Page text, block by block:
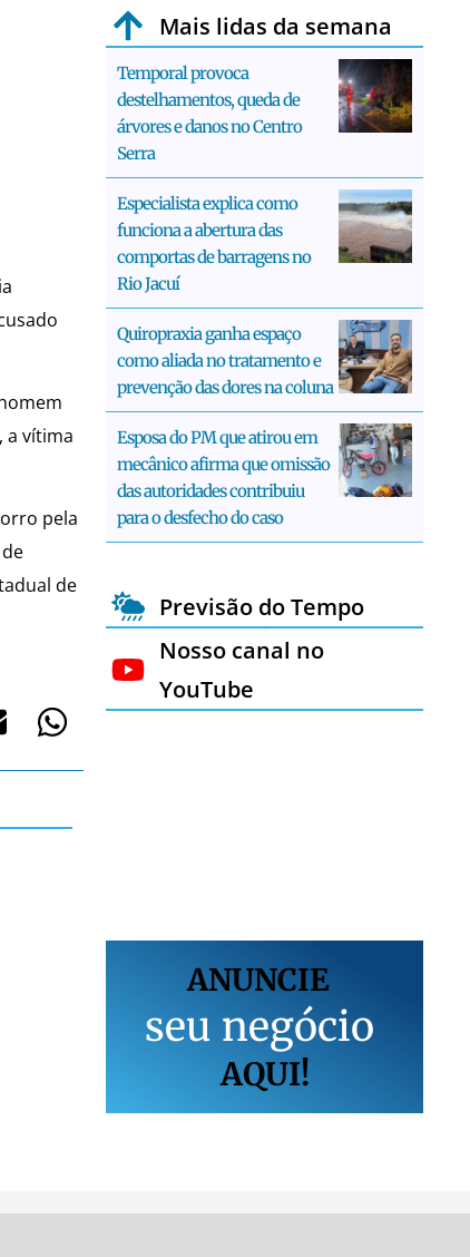
a vítima
pela
de
Mais lidas da semana
Temporal provoca
destelhamentos, queda de
árvores e danos no Centro
Serra
Especialista explica como
funciona a abertura das
comportas de barragens no
Rio Jacuí
Quiropraxia ganha espaço
como aliada no tratamento e
prevenção das dores na coluna
Esposa do PM que atirou em
mecânico afirma que omissão
das autoridades contribuiu
para o desfecho do caso
Previsão do Tempo
Nosso canal no
YouTube
ANUNCIE
seu negócio
AQUI!